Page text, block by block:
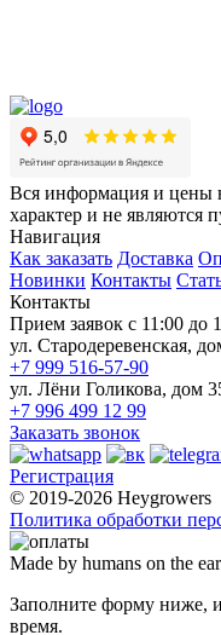
Вся информация и цены
характер и не являются
Навигация
Как заказать Доставка
Новинки Контакты
Контакты
Прием заявок с 11:00 до
ул. Стародеревенская,
+7 999 516-57-90
ул. Лёни Голикова, дом
+7 996 499 12 99
Заказать звонок
Регистрация
© 2019-2026 Heygrowers
Политика обработки
Made by humans on the
Заполните форму ниже,
время.